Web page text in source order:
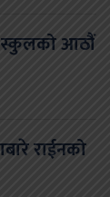
स्कुलको आठौं
राईनको